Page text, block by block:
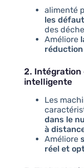
alimenté
les
des
Améliore
2. Intégration
intelligente
Les
dans le
à
Améliore
réel et